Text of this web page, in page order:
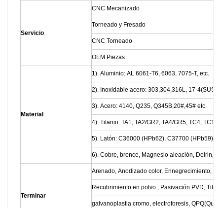
Servicio
CNC Mecanizado
Torneado y Fresado
CNC Torneado
OEM Piezas
Material
1). Aluminio: AL 6061-T6, 6063, 7075-T, etc.
2). Inoxidable acero: 303,304,316L, 17-
3). Acero: 4140, Q235, Q345B,20#,45# etc.
4). Titanio: TA1, TA2/GR2, TA4/GR5, TC4, TC18,
5). Latón: C36000 (HPb62), C37700 (HPb59),
6). Cobre, bronce, Magnesio aleación, Delrin,
Terminar
Arenado, Anodizado color, Ennegrecimiento,
Recubrimiento en polvo , Pasivación PVD,
galvanoplastia cromo, electroforesis,